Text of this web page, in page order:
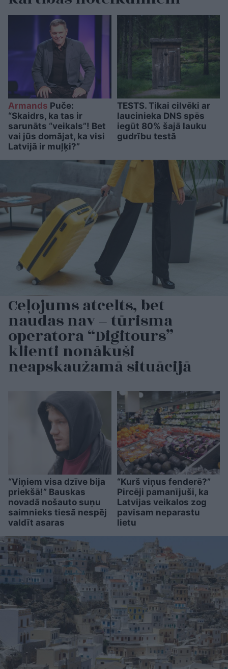
Armands Puče:
“Skaidrs, ka tas ir
sarunāts “veikals”! Bet
vai jūs domājat, ka visi
Latvijā ir muļķi?”
TESTS. Tikai cilvēki ar
laucinieka DNS spēs
iegūt 80% šajā lauku
gudrību testā
Ceļojums atcelts, bet
naudas nav – tūrisma
operatora “Digitours”
klienti nonākuši
neapskaužamā situācijā
“Viņiem visa dzīve bija
priekšā!” Bauskas
novadā nošauto suņu
saimnieks tiesā nespēj
valdīt asaras
“Kurš viņus fenderē?”
Pircēji pamanījuši, ka
Latvijas veikalos zog
pavisam neparastu
lietu